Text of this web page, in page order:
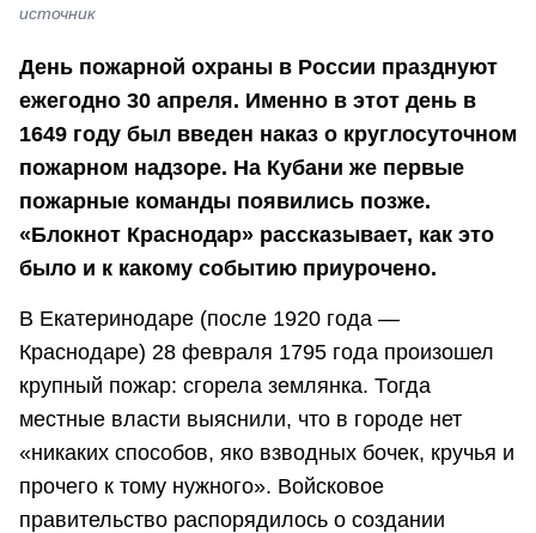
источник
День пожарной охраны в России празднуют
ежегодно 30 апреля. Именно в этот день в
1649 году был введен наказ о круглосуточном
пожарном надзоре. На Кубани же первые
пожарные команды появились позже.
«Блокнот Краснодар» рассказывает, как это
было и к какому событию приурочено.
В Екатеринодаре (после 1920 года —
Краснодаре) 28 февраля 1795 года произошел
крупный пожар: сгорела землянка. Тогда
местные власти выяснили, что в городе нет
«никаких способов, яко взводных бочек, кручья и
прочего к тому нужного». Войсковое
правительство распорядилось о создании